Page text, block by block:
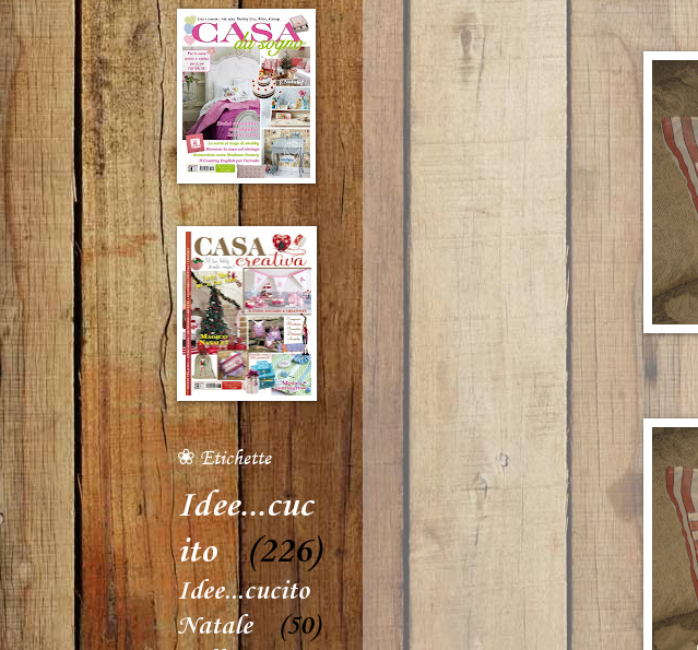
❀ Etichette
Idee...cuc
ito
(226)
Idee...cucito
Natale
(50)